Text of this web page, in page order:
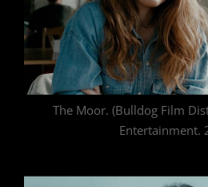
The Moor. (Bulldog Film
Entertainment.